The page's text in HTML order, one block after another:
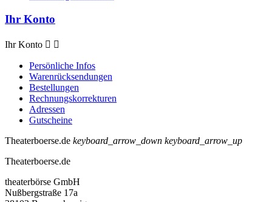
Ihr Konto
Ihr Konto  
Persönliche Infos
Warenrücksendungen
Bestellungen
Rechnungskorrekturen
Adressen
Gutscheine
Theaterboerse.de keyboard_arrow_down keyboard_arrow_up
Theaterboerse.de
theaterbörse GmbH
Nußbergstraße 17a